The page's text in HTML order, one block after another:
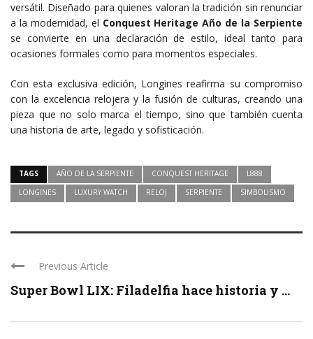
versátil. Diseñado para quienes valoran la tradición sin renunciar
a la modernidad, el Conquest Heritage Año de la Serpiente
se convierte en una declaración de estilo, ideal tanto para
ocasiones formales como para momentos especiales.
Con esta exclusiva edición, Longines reafirma su compromiso
con la excelencia relojera y la fusión de culturas, creando una
pieza que no solo marca el tiempo, sino que también cuenta
una historia de arte, legado y sofisticación.
TAGS AÑO DE LA SERPIENTE CONQUEST HERITAGE
L888
LONGINES
LUXURY WATCH RELOJ SERPIENTE SIMBOLISMO
Previous Article
Super Bowl LIX: Filadelfia hace historia y ...